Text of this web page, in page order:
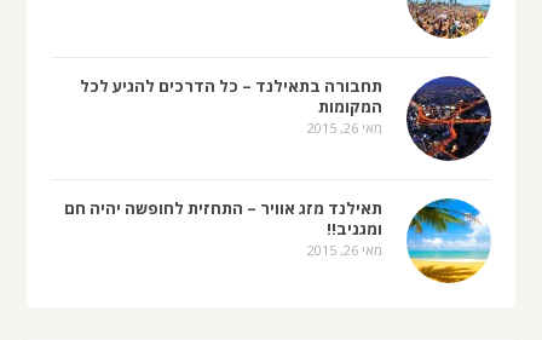
תחבורה בתאילנד – כל הדרכים להגיע לכל
המקומות
מאי 26, 2015
תאילנד מזג אוויר – התחזית לחופשה יהיה חם
ומגניב!!
מאי 26, 2015